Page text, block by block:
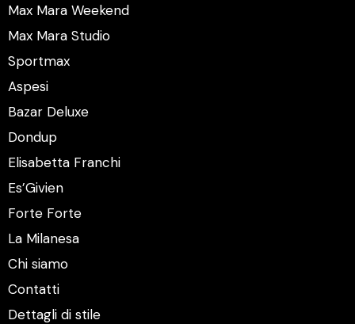
Max Mara Weekend
Max Mara Studio
Sportmax
Aspesi
Bazar Deluxe
Dondup
Elisabetta Franchi
Es’Givien
Forte Forte
La Milanesa
Chi siamo
Contatti
Dettagli di stile